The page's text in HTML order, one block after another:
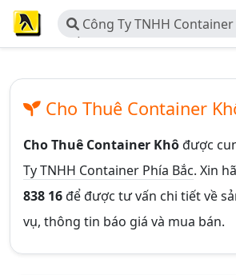
Công Ty TNHH
Bắc
Cho Thuê Container
Cho Thuê Container Khôđược
Ty TNHH Container Phía Bắc. Xin
838 16để được tư vấn chi tiết về
vụ, thông tin báo giá và mua bán.